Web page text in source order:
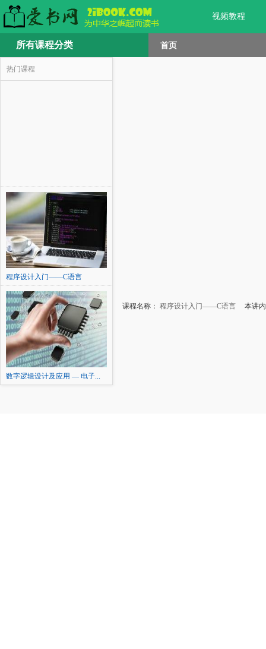
视频教程
所有课程分类 首页
热门课程
程序设计入门——C语言
数字逻辑设计及应用 — 电子...
课程名称： 程序设计入门——C语言 本讲内